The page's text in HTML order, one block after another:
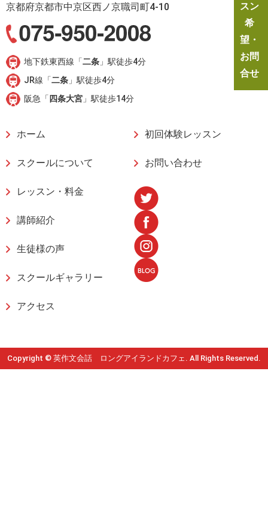
京都府京都市中京区西ノ京職司町4-10
地下鉄東西線「二条 」駅徒歩4分
JR線「二条 」駅徒歩4分
阪急「 四条大宮 」駅徒歩14分
ホーム
スクールについて
レッスン・料金
講師紹介
生徒様の声
スクールギャラリー
アクセス
初回体験レッスン
お問い合わせ
スン
希
望・
お問
合せ
Copyright © 英作文会話 ロングアイランドカフェ. All Rights Reserved.